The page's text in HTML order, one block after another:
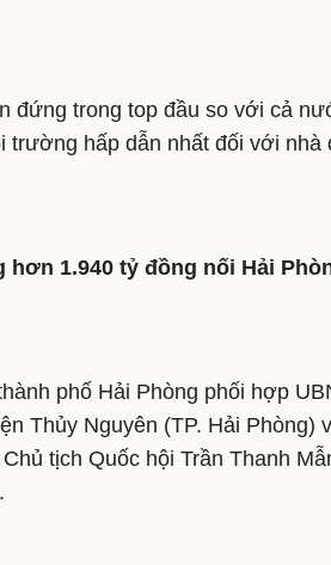
đứng trong top đầu so với cả
trường hấp dẫn nhất đối với
hơn 1.940 tỷ đồng nối Hải
phố Hải Phòng phối hợp
Thủy Nguyên (TP. Hải Phòng)
tịch Quốc hội Trần Thanh